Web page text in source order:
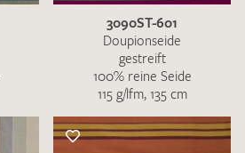
3090ST-601
Doupionseide
gestreift
100% reine Seide
115 g/lfm, 135 cm